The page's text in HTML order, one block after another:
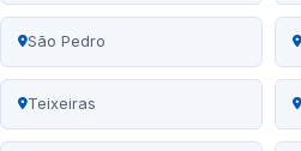
São Pedro
Teixeiras